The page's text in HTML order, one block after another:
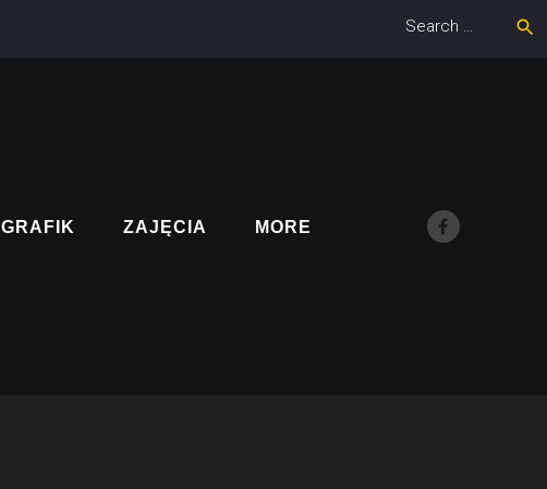
Search
search
GRAFIK ZAJĘCIA MORE